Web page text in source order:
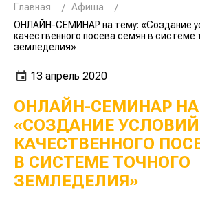
Главная
Афиша
ОНЛАЙН-СЕМИНАР на тему: «Создание
качественного посева семян в системе
земледелия»
13 апрель 2020
ОНЛАЙН-СЕМИНАР
«СОЗДАНИЕ
КАЧЕСТВЕННОГО
В СИСТЕМЕ ТОЧНОГО
ЗЕМЛЕДЕЛИЯ»